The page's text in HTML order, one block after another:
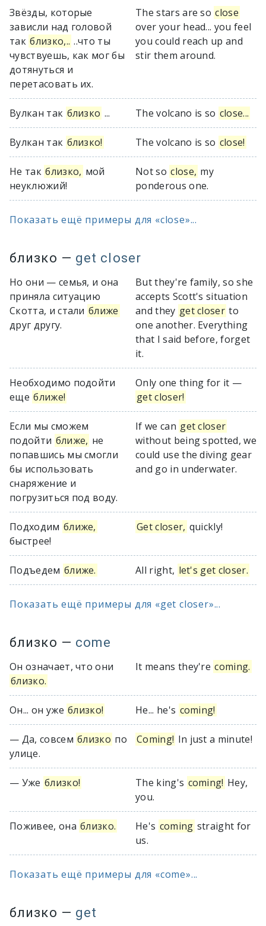
Звёзды, которые
зависли над головой
так близко,.. ..что ты
чувствуешь, как мог бы
дотянуться и
перетасовать их.
The stars are so close
over your head... you feel
you could reach up and
stir them around.
Вулкан так близко ... The volcano is so close...
Вулкан так близко! The volcano is so close!
Не так близко, мой
неуклюжий!
Not so close, my
ponderous one.
Показать ещё примеры для «close»...
близко — get closer
Но они — семья, и она
приняла ситуацию
Скотта, и стали ближе
друг другу.
But they're family, so she
accepts Scott's situation
and they get closer to
one another. Everything
that I said before, forget
it.
Необходимо подойти
еще ближе!
Only one thing for it —
get closer!
Если мы сможем
подойти ближе, не
попавшись мы смогли
бы использовать
снаряжение и
погрузиться под воду.
If we can get closer
without being spotted, we
could use the diving gear
and go in underwater.
Подходим ближе,
быстрее!
Get closer, quickly!
Подъедем ближе. All right, let's get closer.
Показать ещё примеры для «get closer»...
близко — come
Он означает, что они
близко.
It means they're coming.
Он... он уже близко! He... he's coming!
— Да, совсем близко по
улице.
Coming! In just a minute!
— Уже близко! The king's coming! Hey,
you.
Поживее, она близко. He's coming straight for
us.
Показать ещё примеры для «come»...
близко — get